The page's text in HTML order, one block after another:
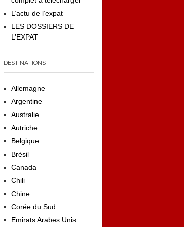
L’actu de l’expat
LES DOSSIERS DE
L’EXPAT
DESTINATIONS
Allemagne
Argentine
Australie
Autriche
Belgique
Brésil
Canada
Chili
Chine
Corée du Sud
Emirats Arabes Unis